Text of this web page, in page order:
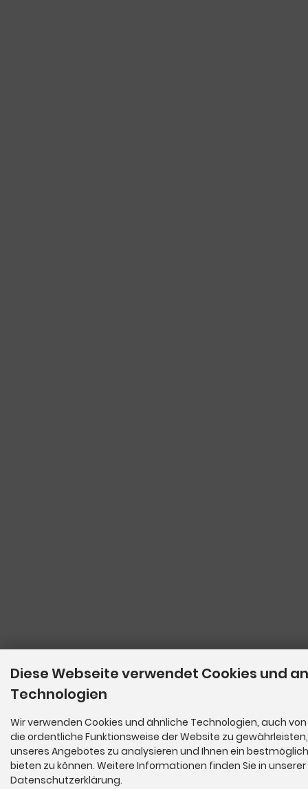
Diese Webseite verwendet Cookies und
Technologien
Wir verwenden Cookies und ähnliche Technologien, auch
die ordentliche Funktionsweise der Website zu
unseres Angebotes zu analysieren und Ihnen ein
bieten zu können. Weitere Informationen finden Sie in unserer
Datenschutzerklärung.